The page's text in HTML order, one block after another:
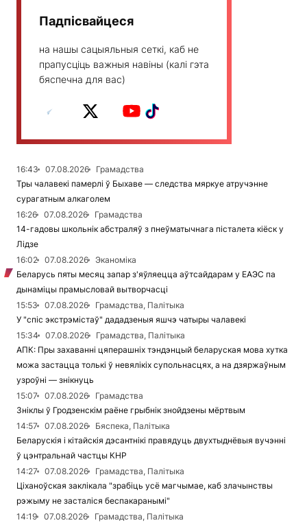
Падпісвайцеся
на нашы сацыяльныя сеткі, каб не
прапусціць важныя навіны (калі гэта
бяспечна для вас)
16:43 07.08.2026
Грамадства
Тры чалавекі памерлі ў Быхаве — следства мяркуе атручэнне
сурагатным алкаголем
16:26
07.08.2026
Грамадства
14-гадовы школьнік абстраляў з пнеўматычнага пісталета кіёск у
Лідзе
16:02
07.08.2026
Эканоміка
Беларусь пяты месяц запар з'яўляецца аўтсайдарам у ЕАЭС па
дынаміцы прамысловай вытворчасці
15:53
07.08.2026
Грамадства, Палітыка
У "спіс экстрэмістаў" дададзеныя яшчэ чатыры чалавекі
15:34
07.08.2026
Грамадства, Палітыка
АПК: Пры захаванні цяперашніх тэндэнцый беларуская мова хутка
можа застацца толькі ў невялікіх супольнасцях, а на дзяржаўным
узроўні — знікнуць
15:07
07.08.2026
Грамадства
Зніклы ў Гродзенскім раёне грыбнік знойдзены мёртвым
14:57
07.08.2026
Бяспека, Палітыка
Беларускія і кітайскія дэсантнікі правядуць двухтыднёвыя вучэнні
ў цэнтральнай частцы КНР
14:27
07.08.2026
Грамадства, Палітыка
Ціханоўская заклікала "зрабіць усё магчымае, каб злачынствы
рэжыму не засталіся беспакаранымі"
14:19
07.08.2026
Грамадства, Палітыка